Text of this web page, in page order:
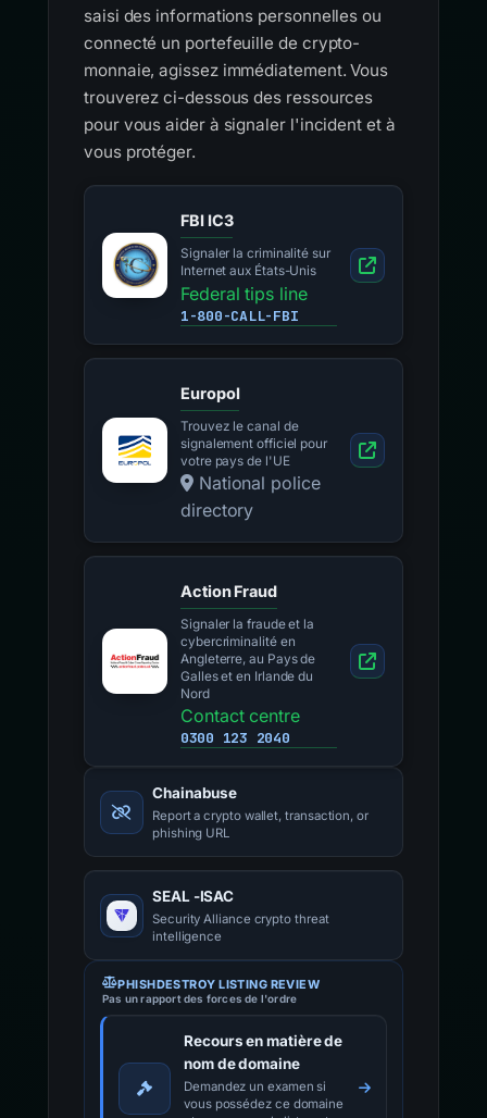
saisi des informations personnelles ou
connecté un portefeuille de crypto-
monnaie, agissez immédiatement. Vous
trouverez ci-dessous des ressources
pour vous aider à signaler l'incident et à
vous protéger.
FBI IC3
Signaler la criminalité sur
Internet aux États-Unis
Federal tips line
1-800-CALL-FBI
Europol
Trouvez le canal de
signalement officiel pour
votre pays de l'UE
National police
directory
Action Fraud
Signaler la fraude et la
cybercriminalité en
Angleterre, au Pays de
Galles et en Irlande du
Nord
Contact centre
0300 123 2040
Chainabuse
Report a crypto wallet, transaction, or
phishing URL
SEAL -ISAC
Security Alliance crypto threat
intelligence
PHISHDESTROY LISTING REVIEW
Pas un rapport des forces de l'ordre
Recours en matière de
nom de domaine
Demandez un examen si
vous possédez ce domaine